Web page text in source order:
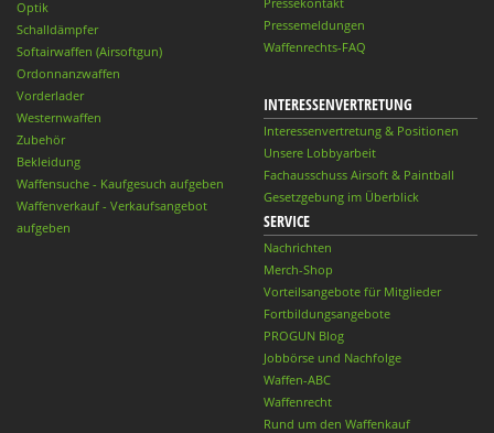
Optik
Schalldämpfer
Softairwaffen (Airsoftgun)
Ordonnanzwaffen
Vorderlader
Westernwaffen
Zubehör
Bekleidung
Waffensuche - Kaufgesuch aufgeben
Waffenverkauf - Verkaufsangebot
aufgeben
Pressemeldungen
Waffenrechts-FAQ
INTERESSENVERTRETUNG
Interessenvertretung & Positionen
Unsere Lobbyarbeit
Fachausschuss Airsoft & Paintball
Gesetzgebung im Überblick
SERVICE
Nachrichten
Merch-Shop
Vorteilsangebote für Mitglieder
Fortbildungsangebote
PROGUN Blog
Jobbörse und Nachfolge
Waffen-ABC
Waffenrecht
Rund um den Waffenkauf